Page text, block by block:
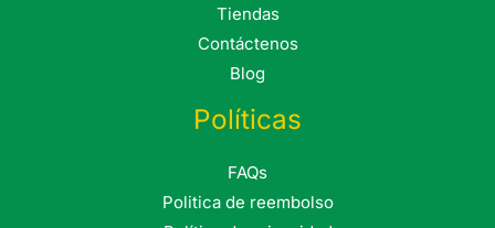
Tiendas
Contáctenos
Blog
Políticas
FAQs
Politica de reembolso